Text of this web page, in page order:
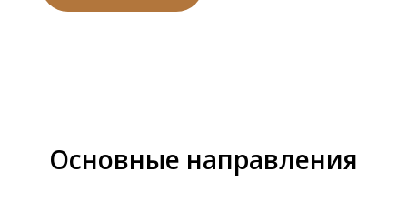
Основные направления